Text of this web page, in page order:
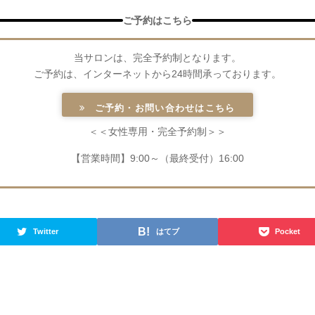
ご予約はこちら
当サロンは、完全予約制となります。
ご予約は、インターネットから24時間承っております。
ご予約・お問い合わせはこちら
＜＜女性専用・完全予約制＞＞
【営業時間】9:00～（最終受付）16:00
Twitter はてブ Pocket